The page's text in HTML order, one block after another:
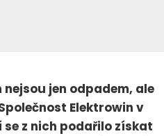
jen odpadem, ale
Elektrowin v
z nich podařilo získat